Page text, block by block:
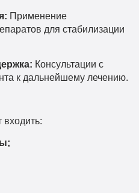
Применение
для стабилизации
Консультации с
к дальнейшему лечению.
входить: